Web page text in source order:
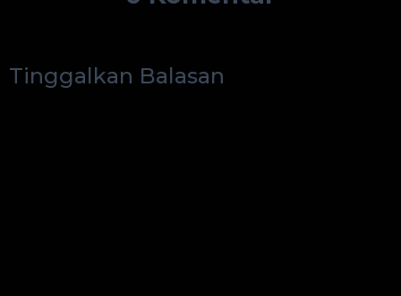
Tinggalkan Balasan